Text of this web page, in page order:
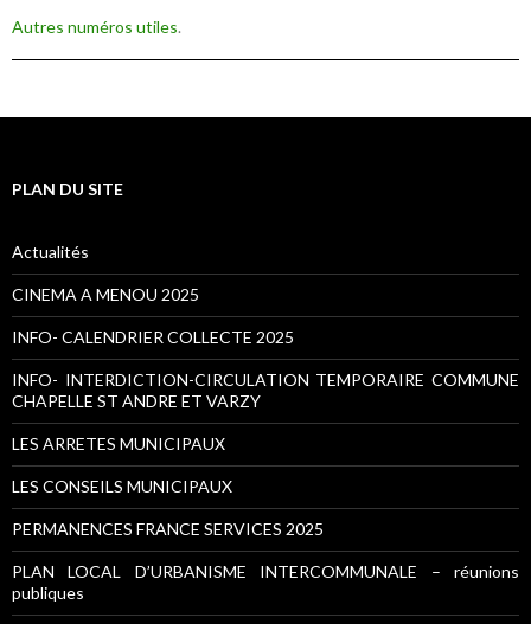
Autres numéros utiles.
PLAN DU SITE
Actualités
CINEMA A MENOU 2025
INFO- CALENDRIER COLLECTE 2025
INFO- INTERDICTION-CIRCULATION TEMPORAIRE COMMUNE
CHAPELLE ST ANDRE ET VARZY
LES ARRETES MUNICIPAUX
LES CONSEILS MUNICIPAUX
PERMANENCES FRANCE SERVICES 2025
PLAN LOCAL D’URBANISME INTERCOMMUNALE – réunions
publiques